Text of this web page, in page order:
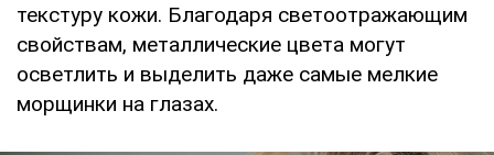
текстуру кожи. Благодаря светоотражающим
свойствам, металлические цвета могут
осветлить и выделить даже самые мелкие
морщинки на глазах.